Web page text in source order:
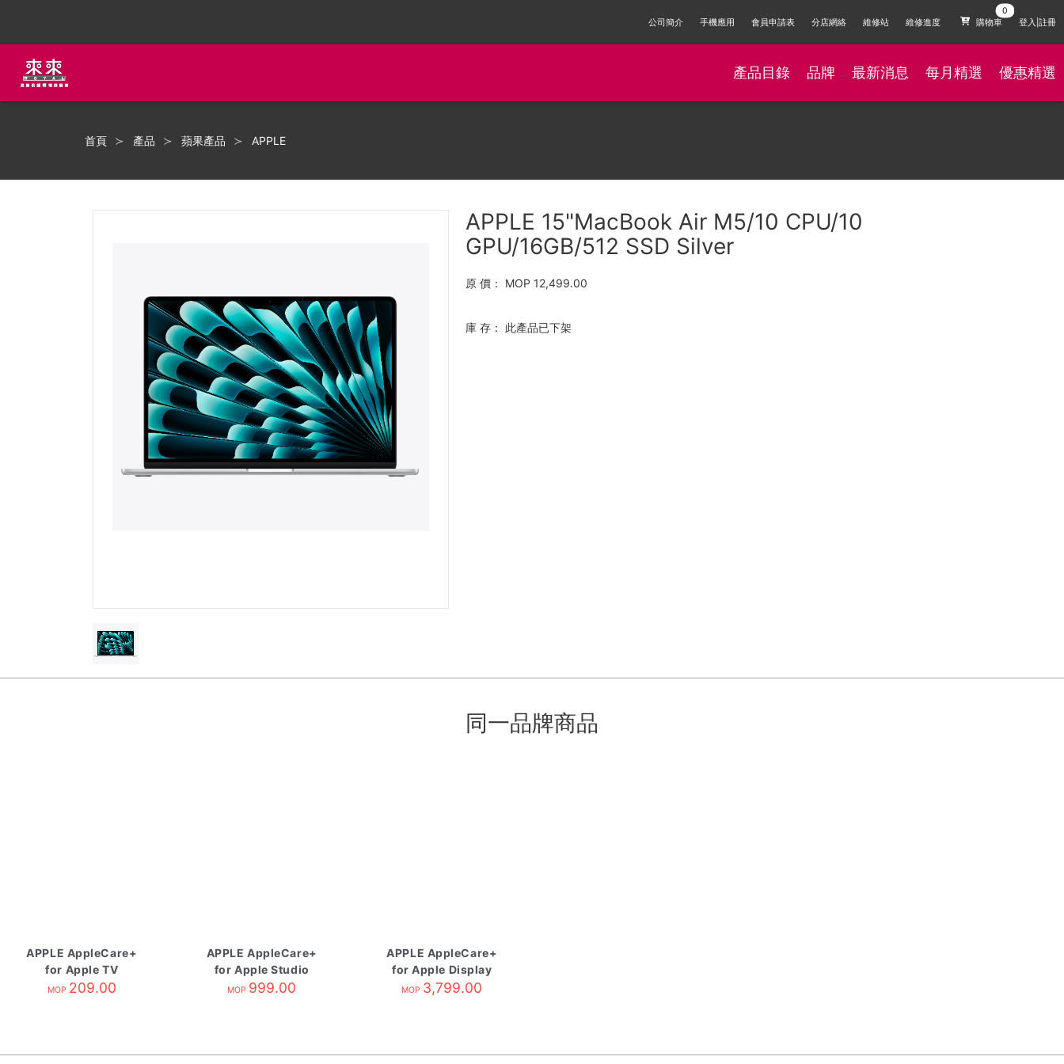
公司簡介 手機應用 會員申請表 分店網絡 維修站 維修進度 購物車 登入|註冊
產品目錄 品牌 最新消息 每月精選 優惠精選
首頁 產品 蘋果產品 APPLE
APPLE 15"MacBook Air M5/10 CPU/10
GPU/16GB/512 SSD Silver
原 價： MOP 12,499.00
庫 存： 此產品已下架
同一品牌商品
APPLE AppleCare+
for Apple TV
MOP 209.00
APPLE AppleCare+
for Apple Studio
Display
MOP 999.00
APPLE AppleCare+
for Apple Display
MOP 3,799.00